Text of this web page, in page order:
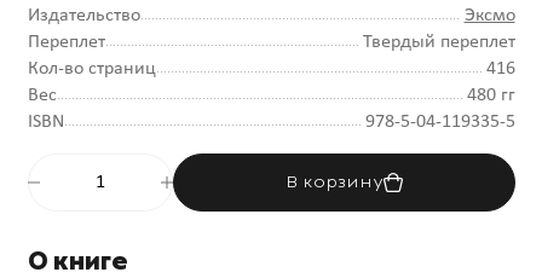
Издательство
Эксмо
Переплет
Твердый переплет
Кол-во страниц
416
Вес
480 гг
ISBN
978-5-04-119335-5
В корзину
О книге